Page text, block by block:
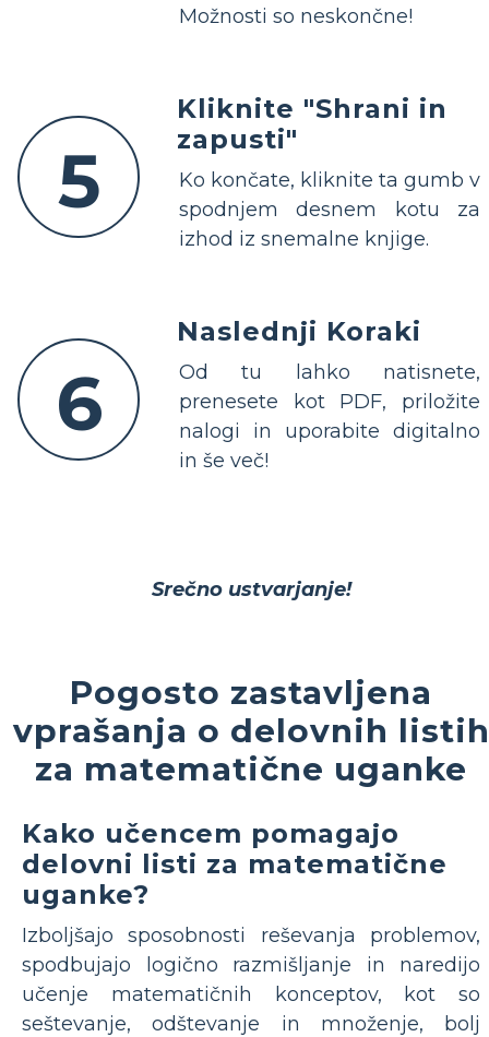
Možnosti so neskončne!
5
Kliknite "Shrani in
zapusti"
Ko končate, kliknite ta gumb v
spodnjem desnem kotu za
izhod iz snemalne knjige.
6
Naslednji Koraki
Od tu lahko natisnete,
prenesete kot PDF, priložite
nalogi in uporabite digitalno
in še več!
Srečno ustvarjanje!
Pogosto zastavljena
vprašanja o delovnih listih
za matematične uganke
Kako učencem pomagajo
delovni listi za matematične
uganke?
Izboljšajo sposobnosti reševanja problemov,
spodbujajo logično razmišljanje in naredijo
učenje matematičnih konceptov, kot so
seštevanje, odštevanje in množenje, bolj